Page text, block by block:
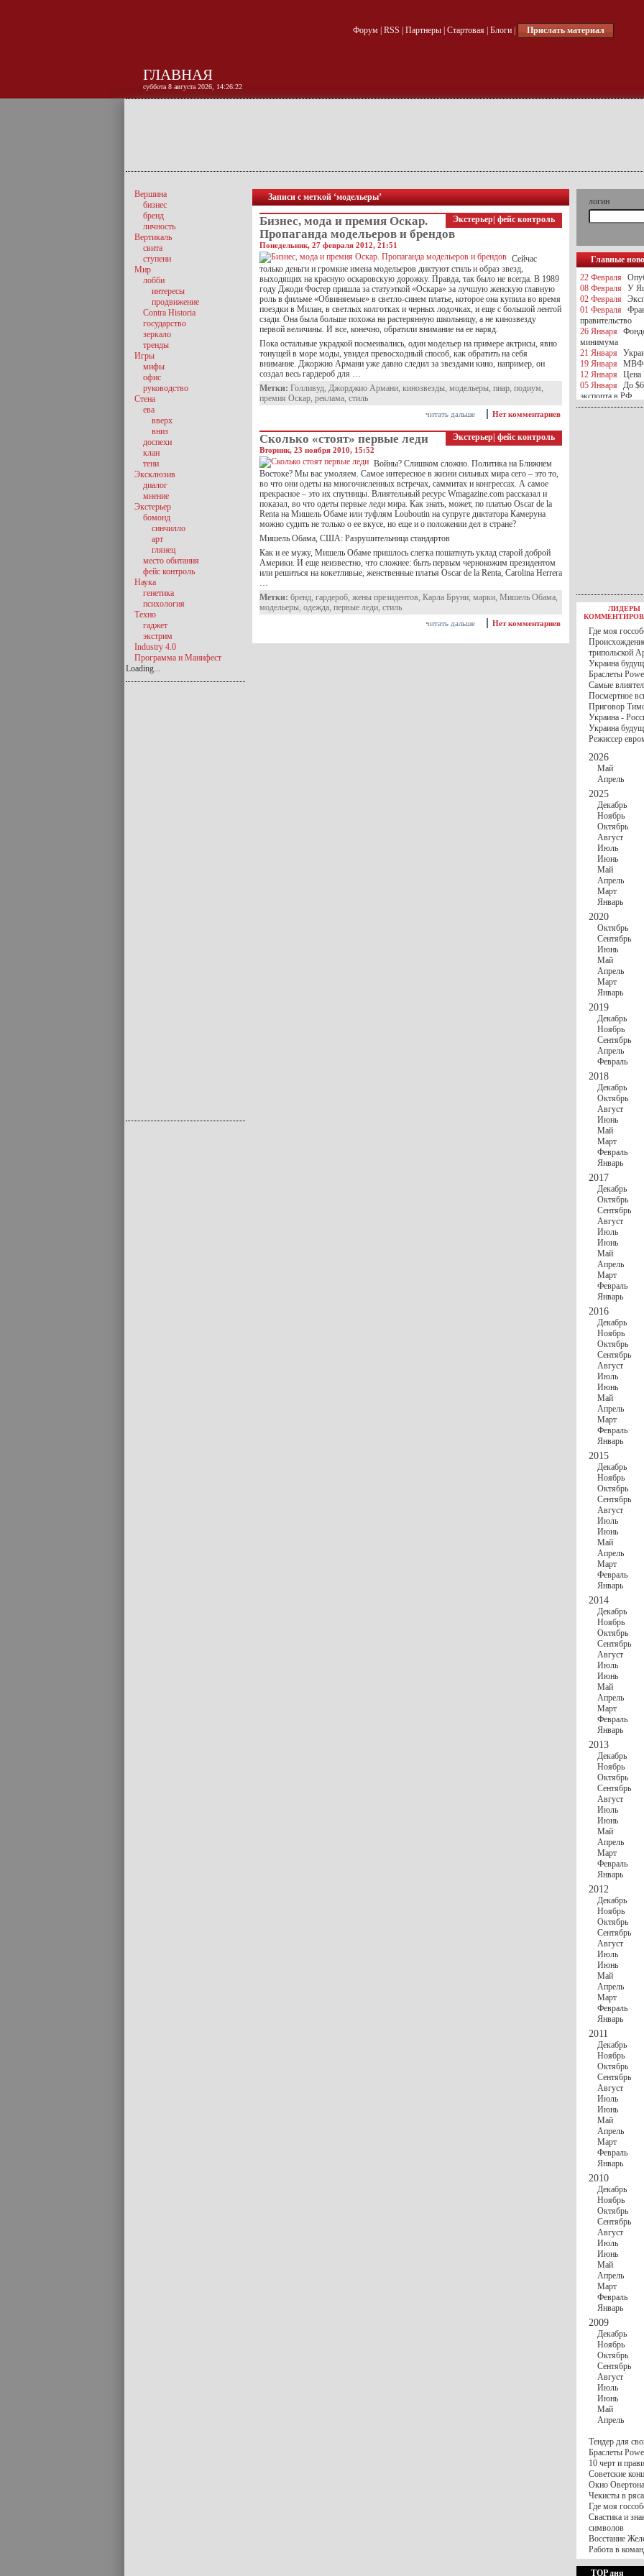
Форум| RSS Партнеры| Стартовая| Блоги| Прислать материал
ГЛАВНАЯ
суббота 8 августа 2026, 14:26:23
Записи с меткой ‘модельеры’
Экстерьер фейс контроль
Бизнес, мода и премия Оскар.
Пропаганда модельеров и брендов
Понедельник, 27 февраля 2012, 21:51
Сейчас
только деньги и громкие имена модельеров диктуют стиль и образ звезд,
выходящих на красную оскаровскую дорожку. Правда, так было не всегда. В 1989
году Джоди Фостер пришла за статуэткой «Оскара» за лучшую женскую главную
роль в фильме «Обвиняемые» в светло-синем платье, которое она купила во время
поездки в Милан, в светлых колготках и черных лодочках, и еще с большой лентой
сзади. Она была больше похожа на растерянную школьницу, а не кинозвезду
первой величины. И все, конечно, обратили внимание на ее наряд.
Пока остальные украдкой посмеивались, один модельер на примере актрисы, явно
тонущей в море моды, увидел превосходный способ, как обратить на себя
внимание. Джоржио Армани уже давно следил за звездами кино, например, он
создал весь гардероб для …
Метки: Голливуд, Джорджио Армани, кинозвезды, модельеры, пиар, подиум,
премия Оскар, реклама, стиль
Нет комментариев
читать дальше
Экстерьер фейс контроль
Сколько «стоят» первые леди
Вторник, 23 ноября 2010, 15:52
Войны? Слишком сложно. Политика на Ближнем
Востоке? Мы вас умоляем. Самое интересное в жизни сильных мира сего – это то,
во что они одеты на многочисленных встречах, саммитах и конгрессах. А самое
прекрасное – это их спутницы. Влиятельный ресурс Wmagazine.com рассказал и
показал, во что одеты первые леди мира. Как знать, может, по платью Oscar de la
Renta на Мишель Обаме или туфлям Louboutin на супруге диктатора Камеруна
можно судить не только о ее вкусе, но еще и о положении дел в стране?
Мишель Обама, США: Разрушительница стандартов
Как и ее мужу, Мишель Обаме пришлось слегка пошатнуть уклад старой доброй
Америки. И еще неизвестно, что сложнее: быть первым чернокожим президентом
или решиться на кокетливые, женственные платья Oscar de la Renta, Carolina Herrera
…
Метки: бренд, гардероб, жены президентов, Карла Бруни, марки, Мишель Обама,
модельеры, одежда, первые леди, стиль
Нет комментариев
читать дальше
Вершина
бизнес
бренд
личность
Вертикаль
свита
ступени
Мир
лобби
интересы
продвижение
Contra Historia
государство
зеркало
тренды
Игры
мифы
офис
руководство
Стена
ева
вверх
вниз
доспехи
клан
тени
Эксклюзив
диалог
мнение
Экстерьер
бомонд
синчилло
арт
глянец
место обитания
фейс контроль
Наука
генетика
психология
Техно
гаджет
экстрим
Industry 4.0
Программа и Манифест
Loading...
логин
Главные
22 Февраля
08 Февраля
У
02 Февраля
01 Февраля
правительство
26 Января
минимума
21 Января
19 Января
МВФ
12 Января
Цена
05 Января
До
экспорта в РФ
05 Января
Киев
30 Ноября С 1
30 Ноября
РФ
27 Ноября
ВВП
госбюджете
27 Ноября
Турции
17 Ноября
шестилетнего
16 Ноября
13 Ноября
10 Ноября
10 Ноября
особом статусе
03 Ноября
ЛИДЕРЫ
Где моя
трипольской
Украина
Браслеты
Самые
Посмертное
Приговор
Украина -
Украина
Режиссер
2026
Май
Апрель
2025
Декабрь
Ноябрь
Октябрь
Август
Июль
Июнь
Май
Апрель
Март
Январь
2020
Октябрь
Сентябрь
Июнь
Май
Апрель
Март
Январь
2019
Декабрь
Ноябрь
Сентябрь
Апрель
Февраль
2018
Декабрь
Октябрь
Август
Июнь
Май
Март
Февраль
Январь
2017
Декабрь
Октябрь
Сентябрь
Август
Июль
Июнь
Май
Апрель
Март
Февраль
Январь
2016
Декабрь
Ноябрь
Октябрь
Сентябрь
Август
Июль
Июнь
Май
Апрель
Март
Февраль
Январь
2015
Декабрь
Ноябрь
Октябрь
Сентябрь
Август
Июль
Июнь
Май
Апрель
Март
Февраль
Январь
2014
Декабрь
Ноябрь
Октябрь
Сентябрь
Август
Июль
Июнь
Май
Апрель
Март
Февраль
Январь
2013
Декабрь
Ноябрь
Октябрь
Сентябрь
Август
Июль
Июнь
Май
Апрель
Март
Февраль
Январь
2012
Декабрь
Ноябрь
Октябрь
Сентябрь
Август
Июль
Июнь
Май
Апрель
Март
Февраль
Январь
2011
Декабрь
Ноябрь
Октябрь
Сентябрь
Август
Июль
Июнь
Май
Апрель
Март
Февраль
Январь
2010
Декабрь
Ноябрь
Октябрь
Сентябрь
Август
Июль
Июнь
Май
Апрель
Март
Февраль
Январь
2009
Декабрь
Ноябрь
Октябрь
Сентябрь
Август
Июль
Июнь
Май
Апрель
Тендер для
Браслеты
10 черт и
Советские
Окно
Чекисты в
Где моя
Свастика и
символов
Восстание
Работа в
TOP дня